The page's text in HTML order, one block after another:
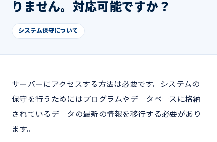
りません。対応可能ですか？
システム保守について
サーバーにアクセスする方法は必要です。システムの
保守を行うためにはプログラムやデータベースに格納
されているデータの最新の情報を移行する必要があり
ます。